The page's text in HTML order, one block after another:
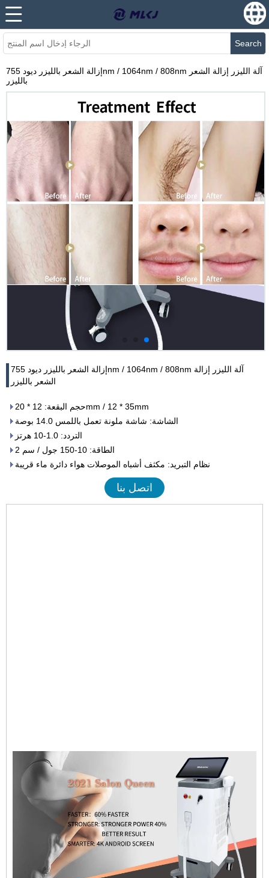
Search
إزالة الشعر بالليزر ديود 755nm / 1064nm / 808nm آلة الليزر إزالة الشعر
بالليزر
إزالة الشعر بالليزر ديود 755nm / 1064nm / 808nm آلة الليزر إزالة
الشعر بالليزر
حجم البقعة: 12 * 20mm / 12 * 35mm
الشاشة: شاشة ملونة تعمل باللمس 14.0 بوصة
التردد: 1.0-10 هرتز
الطاقة: 10-150 جول / سم 2
نظام التبريد: مكثف أشباه الموصلات هواء دائرة ماء قريبة
اتصل بنا